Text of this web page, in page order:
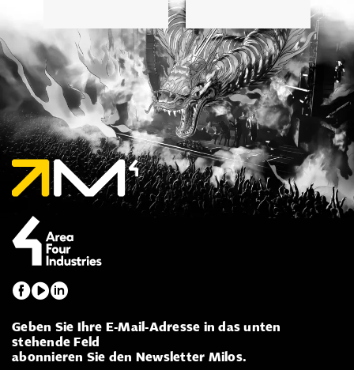
Geben Sie Ihre E-Mail-Adresse in das unten
stehende Feld
abonnieren Sie den Newsletter Milos.